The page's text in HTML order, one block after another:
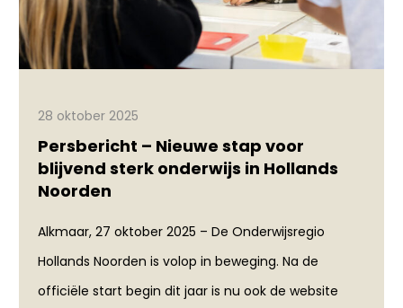
28 oktober 2025
Persbericht – Nieuwe stap voor
blijvend sterk onderwijs in Hollands
Noorden
Alkmaar, 27 oktober 2025 – De Onderwijsregio
Hollands Noorden is volop in beweging. Na de
officiële start begin dit jaar is nu ook de website